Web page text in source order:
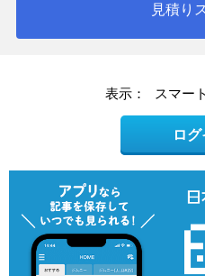
見積り
表示： スマー
ロ